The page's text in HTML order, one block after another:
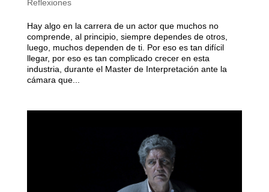
Reflexiones
Hay algo en la carrera de un actor que muchos no
comprende, al principio, siempre dependes de otros,
luego, muchos dependen de ti. Por eso es tan difícil
llegar, por eso es tan complicado crecer en esta
industria, durante el Master de Interpretación ante la
cámara que...